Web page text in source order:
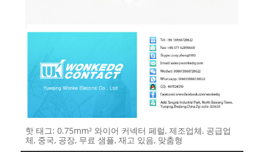
핫 태그: 0.75mm² 와이어 커넥터 페럴, 제조업체, 공급업
체, 중국, 공장, 무료 샘플, 재고 있음, 맞춤형